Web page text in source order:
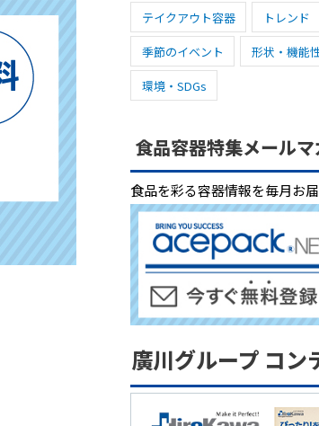
テイクアウト容器
トレンド
季節のイベント
形状・機能
環境・SDGs
食品容器特集メール
食品を彩る容器情報を毎月お届
廣川グループ コン